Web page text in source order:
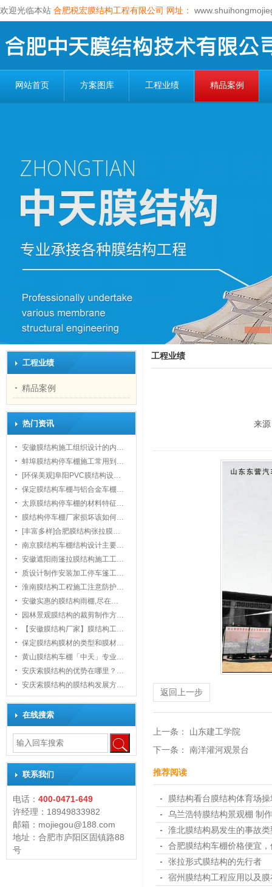
欢迎光临本站 合肥税宏膜结构工程有限公司 网址：
网站首页 方案图库 工程业绩 精品案例
1
工程业绩
精品案例
热门资讯
安徽膜结构施工组织设计的内…
蚌埠膜结构停车棚施工常用到…
[环保美观]阜阳PVC膜结构设…
保定膜结构车棚与铝合金车棚…
太原膜结构停车棚的材料特征…
膜结构停车棚厂家损坏该如何…
[丰富多样]合肥膜结构张拉膜…
南京膜结构车棚结构设计主要…
安徽遮阳雨篷拉膜结构施工工…
质设计制作安装加工停车篷工…
淮南膜结构工程施工注意防护…
安徽实惠的膜结构雨棚,尽在…
园林景观膜结构的裁剪制作方…
【安徽膜结构厂家】膜结构工…
保定膜结构膜材的类型和膜材…
黄山膜结构车棚「中天」专业…
安庆索膜结构的优势在哪里？…
安庆索膜结构的膜结构发展方…
在线搜索
联系我们
电话： 400-0471-649
许经理：18949833982
邮箱：mojiegou@188.com
地址：合肥市庐阳区固镇路88
号
工程业绩
来
返回上一步
上一条： 山东建工学院
下一条： 南洋灌河观景台
推荐阅读
膜结构看台膜结构体育场
乌兰浩特膜结构景观棚 制
淮北膜结构易发生的事故类
合肥膜结构车棚​价格便宜
张拉形式膜结构的先行者
宿州膜结构工程应用以及